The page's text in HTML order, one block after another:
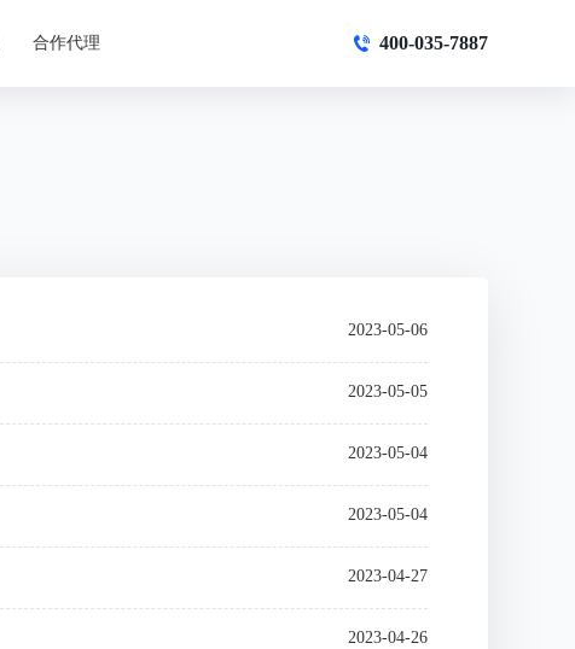
合作代理 400-035-7887
2023-05-06
2023-05-05
2023-05-04
2023-05-04
2023-04-27
2023-04-26